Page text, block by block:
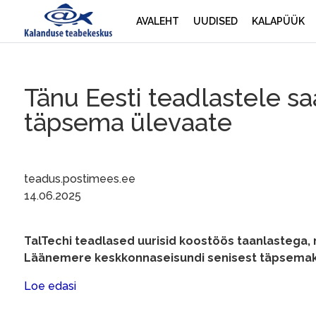
AVALEHT UUDISED KALAPÜÜK
Tänu Eesti teadlastele
täpsema ülevaate
teadus.postimees.ee
14.06.2025
TalTechi teadlased uurisid koostöös
Läänemere keskkonnaseisundi senisest
Loe edasi